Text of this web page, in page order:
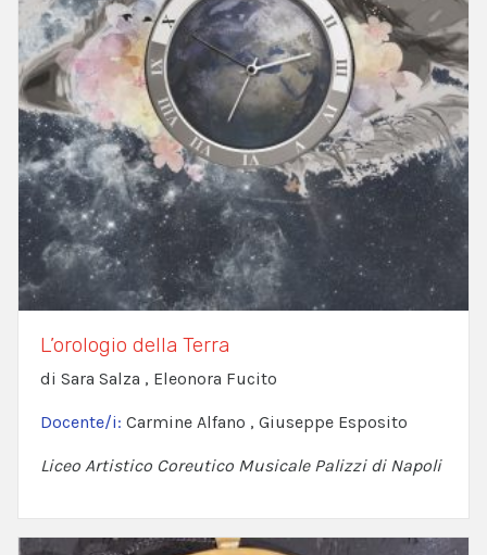
L’orologio della Terra
di Sara Salza , Eleonora Fucito
Docente/i: Carmine Alfano , Giuseppe Esposito
Liceo Artistico Coreutico Musicale Palizzi di Napoli